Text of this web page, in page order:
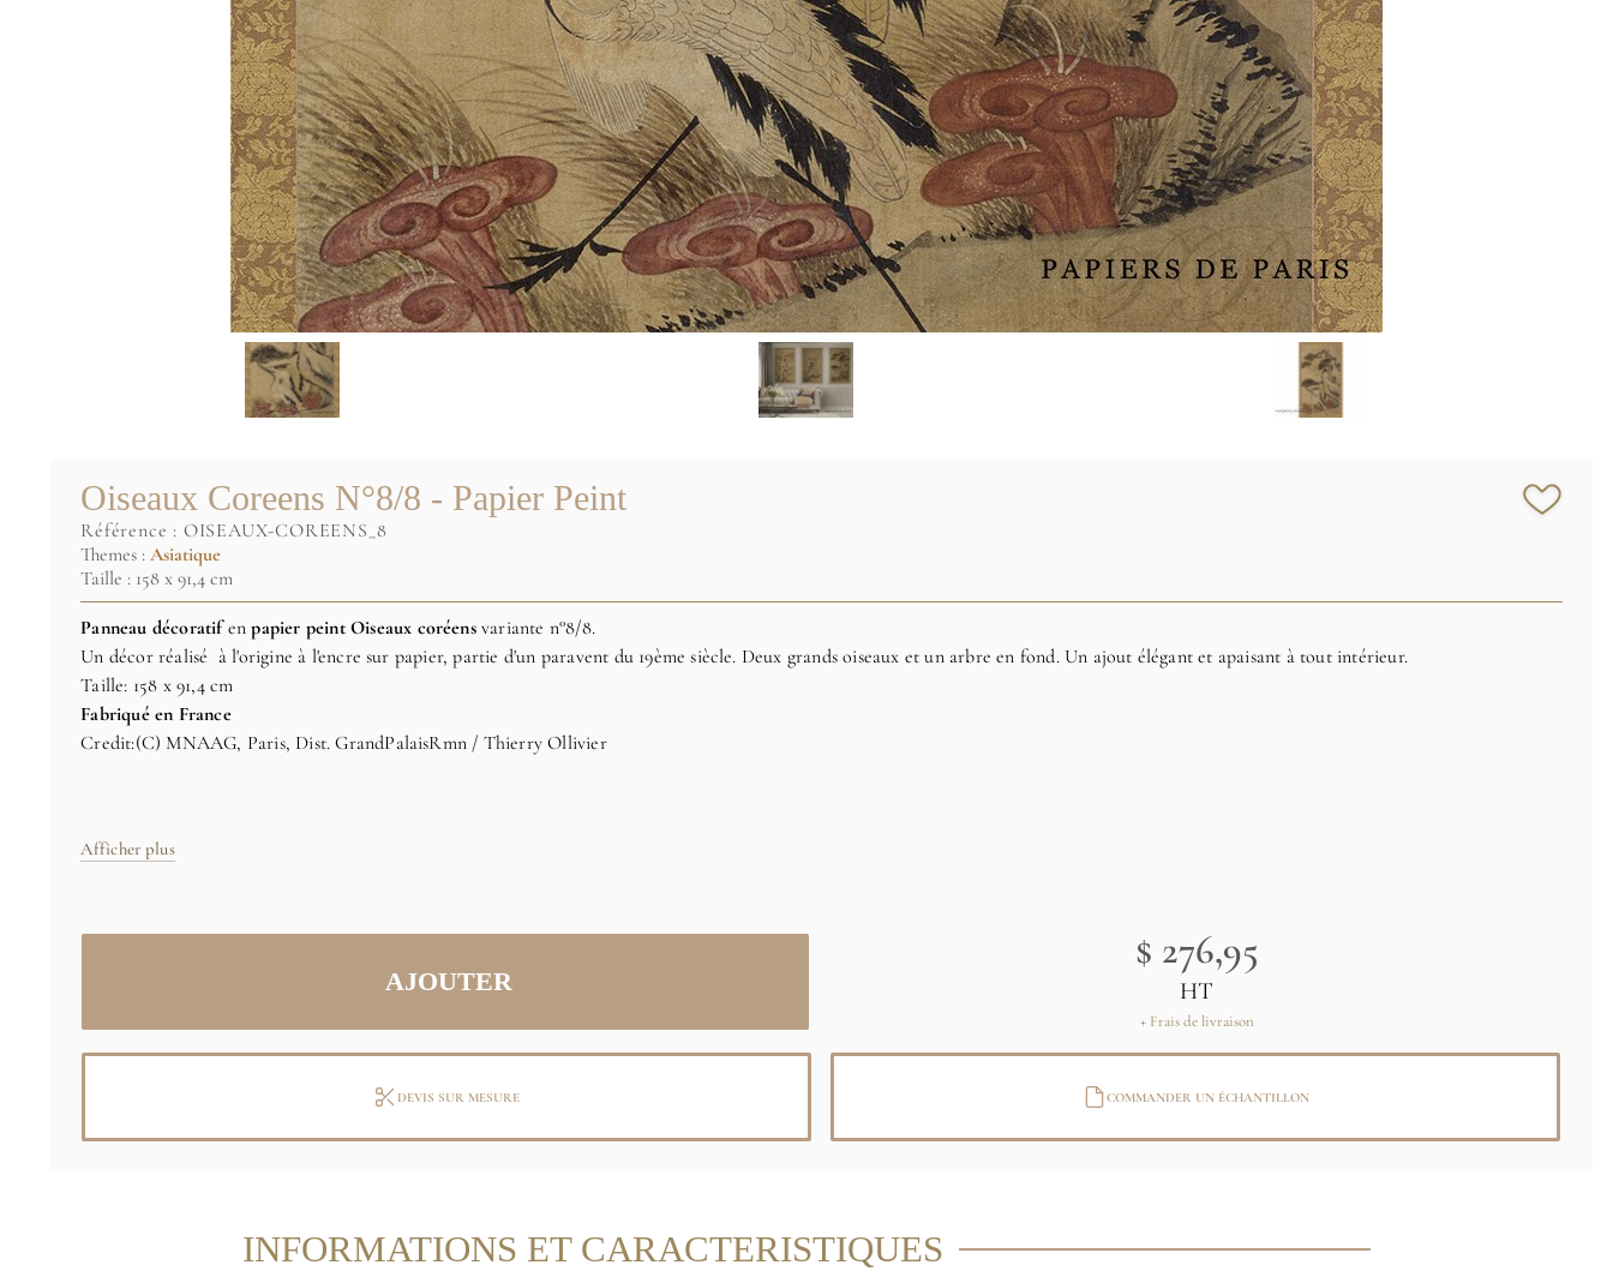
Oiseaux Coreens N°8/8 - Papier Peint
référence : OISEAUX-COREENS_8
Themes :Asiatique
Taille : 158 x 91,4 cm
Panneau décoratifenpapier peint Oiseaux coréensvariante n°8/8.
Un décor réalisé à l'origine à l'encre sur papier, partie d'un paravent du 19ème siècle. Deux grands oiseaux et un arbre en fond. Un ajout élégant et apaisant à tout intérieur.
Taille: 158 x 91,4 cm
Fabriqué en France
Credit:(C) MNAAG, Paris, Dist. GrandPalaisRmn / Thierry Ollivier
Afficher plus
$ 276,95
HT
+ Frais de livraison
DEVIS SUR MESURE COMMANDER UN ÉCHANTILLON
INFORMATIONS ET CARACTERISTIQUES